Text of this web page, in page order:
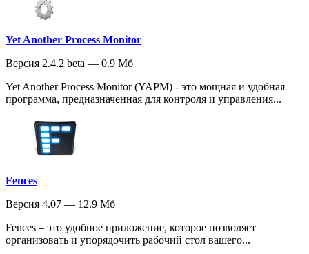
Yet Another Process Monitor
Версия 2.4.2 beta — 0.9 Мб
Yet Another Process Monitor (YAPM) - это мощная и удобная
программа, предназначенная для контроля и управления...
Fences
Версия 4.07 — 12.9 Мб
Fences – это удобное приложение, которое позволяет
организовать и упорядочить рабочий стол вашего...